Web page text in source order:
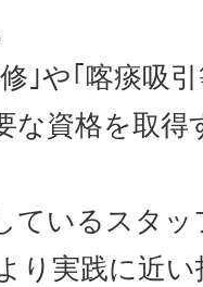
｣や｢喀痰吸
な資格を取得
ているスタ
り実践に近